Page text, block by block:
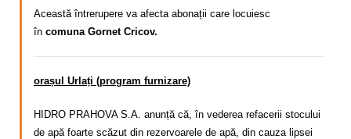
Această întrerupere va afecta abonații care locuiesc
în comuna Gornet Cricov.
orașul Urlați (program furnizare)
HIDRO PRAHOVA S.A. anunță că, în vederea refacerii stocului
de apă foarte scăzut din rezervoarele de apă, din cauza lipsei